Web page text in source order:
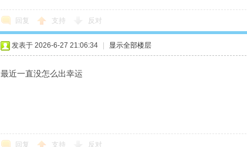
回复 支持 反对
发表于 2026-6-27 21:06:34 显示全部楼层
最近一直没怎么出幸运
回复 支持 反对